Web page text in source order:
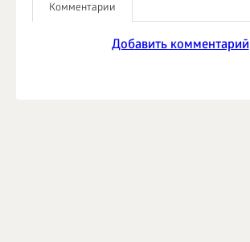
Комментарии
Добавить комментарий